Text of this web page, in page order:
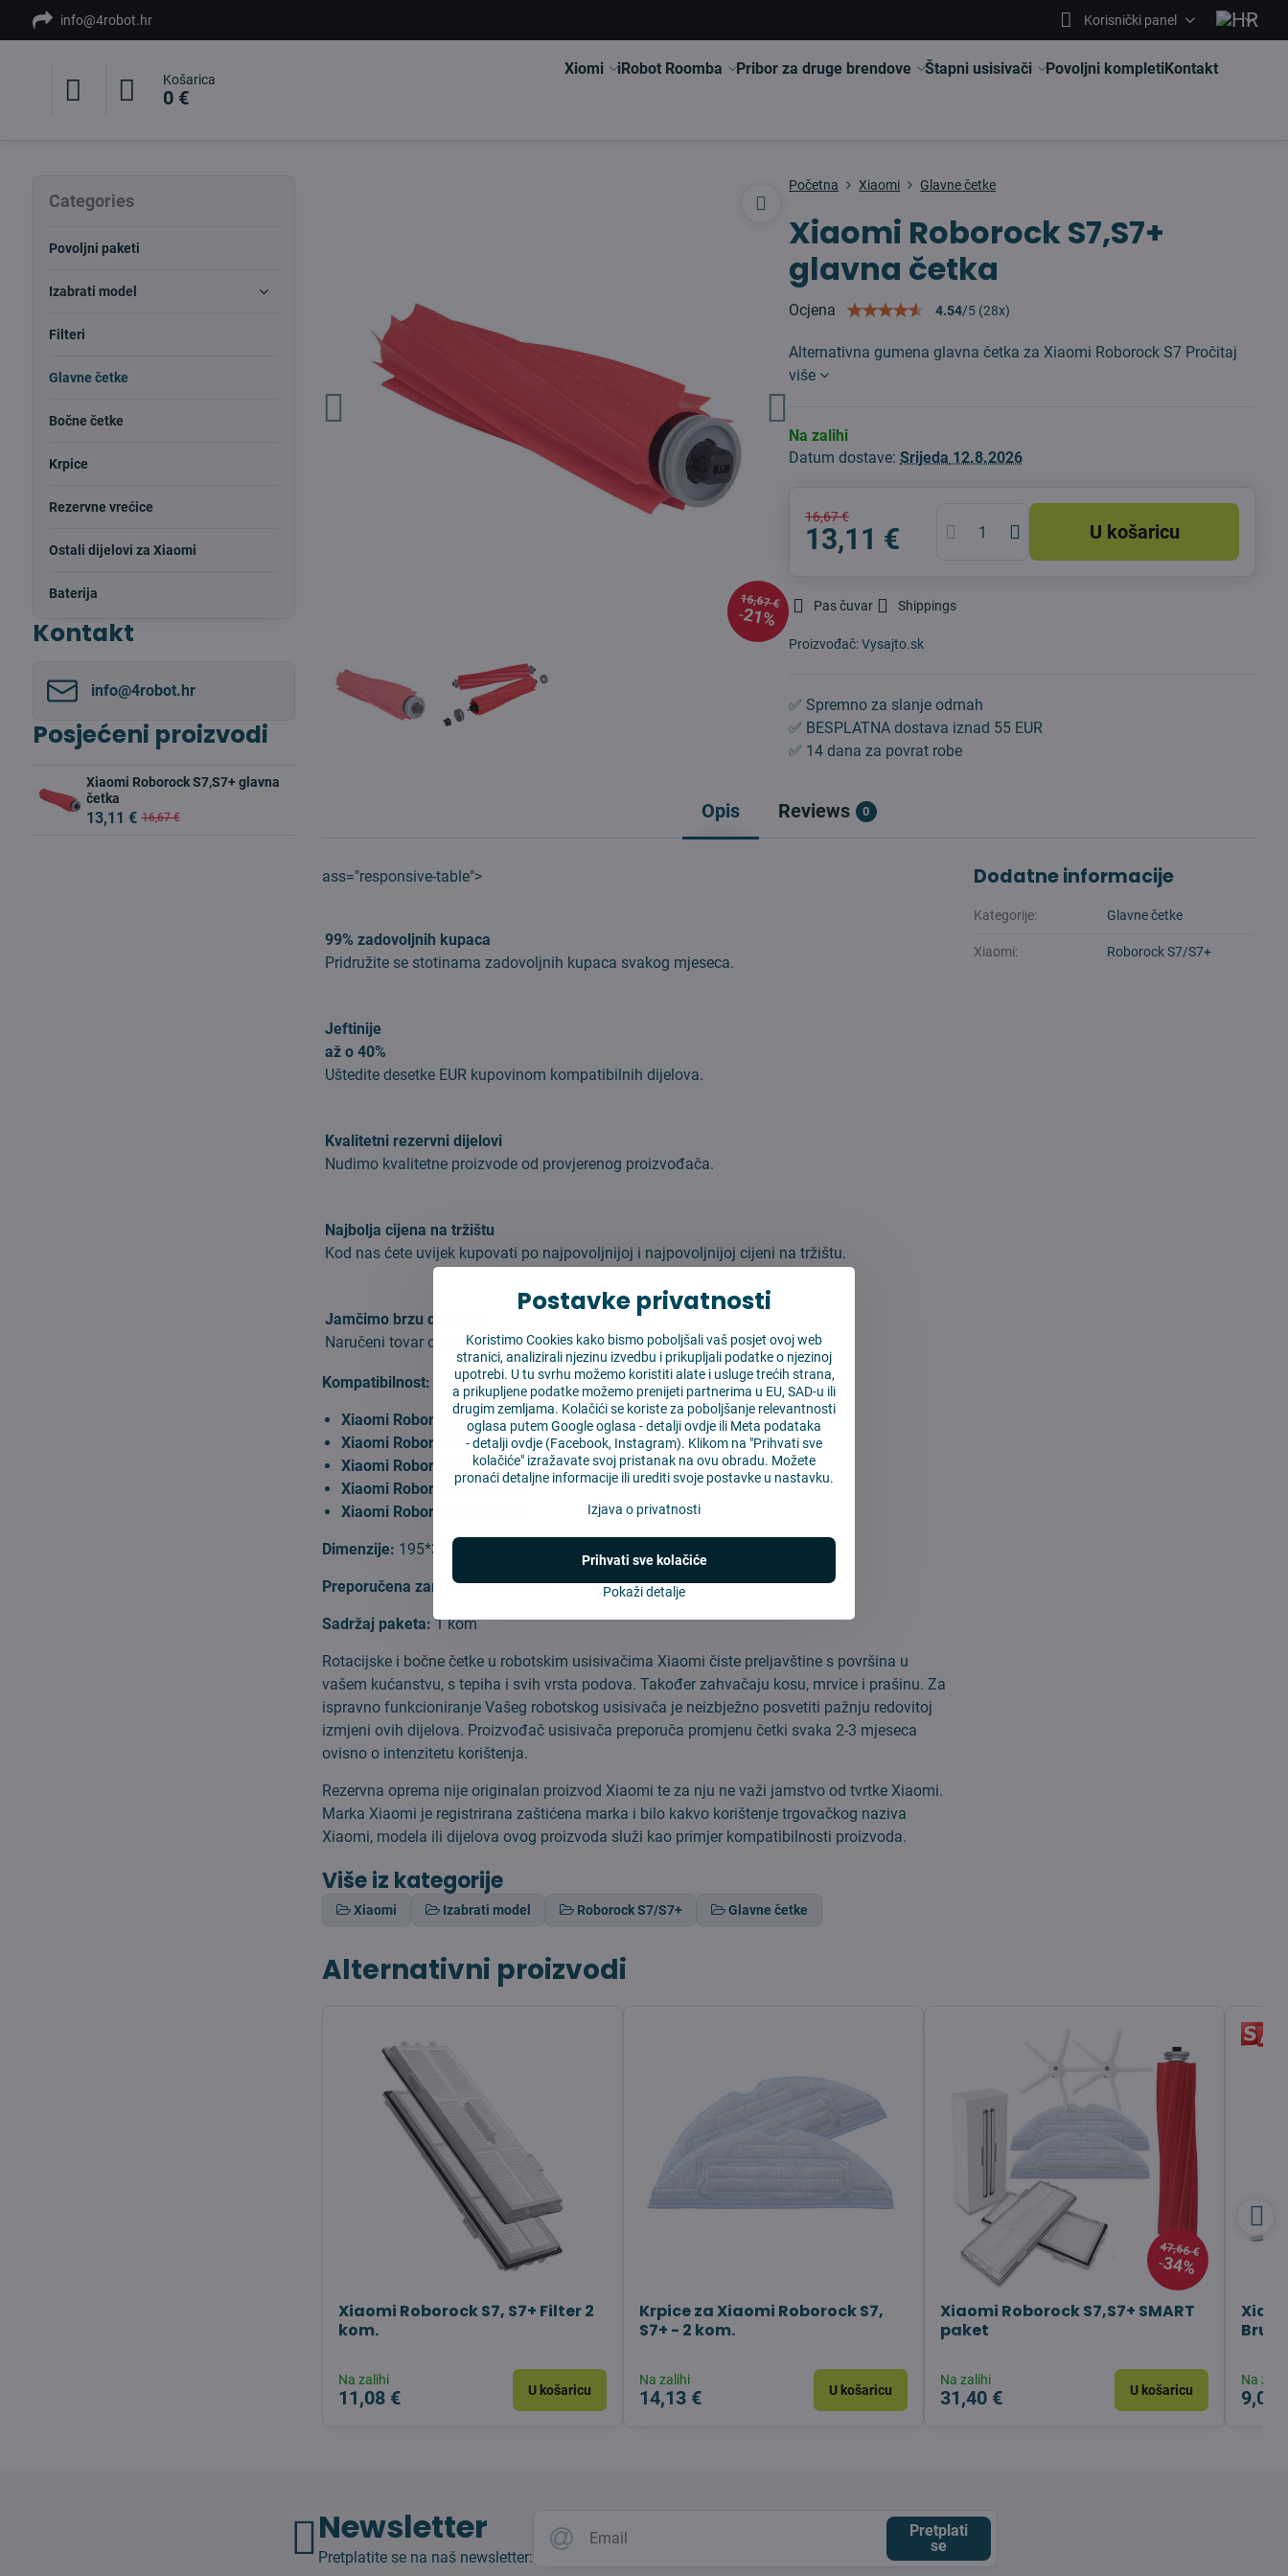
info@4robot.hr Korisnički panel
Košarica
0 €
Xiomi iRobot Roomba Pribor za druge brendove Štapni usisivači Povoljni kompletiKontakt
16,67 €
21%
Početna Xiaomi Glavne četke
Xiaomi Roborock S7,S7+
glavna četka
Ocjena 4.54/5 (28x)
Alternativna gumena glavna četka za Xiaomi Roborock S7 Pročitaj
više
Na zalihi
Datum dostave:Srijeda 12.8.2026
16,67 €
13,11 € U košaricu
Pas čuvar Shippings
Proizvođač:Vysajto.sk
✅ Spremno za slanje odmah
✅ BESPLATNA dostava iznad 55 EUR
✅ 14 dana za povrat robe
Opis Reviews 0
ass="responsive-table">
99% zadovoljnih kupaca
Pridružite se stotinama zadovoljnih kupaca svakog mjeseca.
Jeftinije
až o 40%
Uštedite desetke EUR kupovinom kompatibilnih dijelova.
Kvalitetni rezervni dijelovi
Nudimo kvalitetne proizvode od provjerenog proizvođača.
Najbolja cijena na tržištu
Kod nas ćete uvijek kupovati po najpovoljnijoj i najpovoljnijoj cijeni na tržištu.
Jamčimo brzu dostavu
Naručeni tovar obično dostavimo već od 48 sata.
Kompatibilnost:
Xiaomi Roborock S7
Xiaomi Roborock S7+
Xiaomi Roborock S7 Max
Xiaomi Roborock S7 Maxv
Xiaomi Roborock T7S Plus
Dimenzije: 195*35 mm
Preporučena zamjena:3 mesiace
Sadržaj paketa:1 kom
Rotacijske i bočne četke u robotskim usisivačima Xiaomi čiste preljavštine s površina u
vašem kućanstvu, s tepiha i svih vrsta podova. Također zahvačaju kosu, mrvice i prašinu. Za
ispravno funkcioniranje Vašeg robotskog usisivača je neizbježno posvetiti pažnju redovitoj
izmjeni ovih dijelova. Proizvođač usisivača preporuča promjenu četki svaka 2-3 mjeseca
ovisno o intenzitetu korištenja.
Rezervna oprema nije originalan proizvod Xiaomi te za nju ne važi jamstvo od tvrtke Xiaomi.
Marka Xiaomi je registrirana zaštićena marka i bilo kakvo korištenje trgovačkog naziva
Xiaomi, modela ili dijelova ovog proizvoda služi kao primjer kompatibilnosti proizvoda.
Više iz kategorije
Xiaomi Izabrati model Roborock S7/S7+ Glavne četke
Dodatne informacije
Kategorije: Glavne četke
Xiaomi: Roborock S7/S7+
Alternativni proizvodi
Xiaomi Roborock S7, S7+ Filter 2
kom.
Na zalihi
11,08 € U košaricu
Krpice za Xiaomi Roborock S7,
S7+ - 2 kom.
Na zalihi
14,13 € U košaricu
47,66 €
34%
Xiaomi Roborock S7,S7+ SMART
paket
Na zalihi
31,40 € U košaricu
Na
9,04
Categories
Povoljni paketi
Izabrati model
Filteri
Glavne četke
Bočne četke
Krpice
Rezervne vrećice
Ostali dijelovi za Xiaomi
Baterija
Kontakt
info​@4robot​.hr
Posjećeni proizvodi
Xiaomi Roborock S7,S7+ glavna
četka
13,11 € 16,67 €
Newsletter
Pretplatite se na naš newsletter:
Pretplati
se
Postavke privatnosti
Koristimo Cookies kako bismo poboljšali vaš posjet ovoj web
stranici, analizirali njezinu izvedbu i prikupljali podatke o njezinoj
upotrebi. U tu svrhu možemo koristiti alate i usluge trećih strana,
a prikupljene podatke možemo prenijeti partnerima u EU, SAD-u ili
drugim zemljama. Kolačići se koriste za poboljšanje relevantnosti
oglasa putem Google oglasa -detalji ovdje ili Meta podataka
-detalji ovdje (Facebook, Instagram). Klikom na "Prihvati sve
kolačiće" izražavate svoj pristanak na ovu obradu. Možete
pronaći detaljne informacije ili urediti svoje postavke u nastavku.
Izjava o privatnosti
Pokaži detalje
Prihvati sve kolačiće